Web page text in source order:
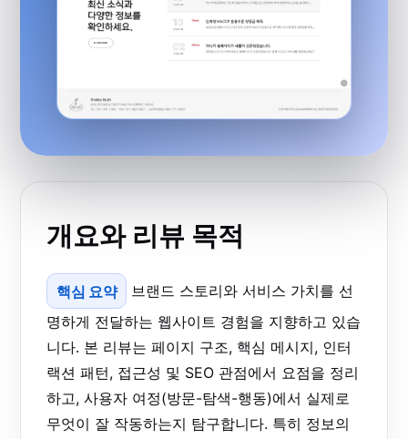
개요와 리뷰 목적
핵심 요약
브랜드 스토리와 서비스 가치를 선
명하게 전달하는 웹사이트 경험을 지향하고 있습
니다. 본 리뷰는 페이지 구조, 핵심 메시지, 인터
랙션 패턴, 접근성 및 SEO 관점에서 요점을 정리
하고, 사용자 여정(방문-탐색-행동)에서 실제로
무엇이 잘 작동하는지 탐구합니다. 특히 정보의